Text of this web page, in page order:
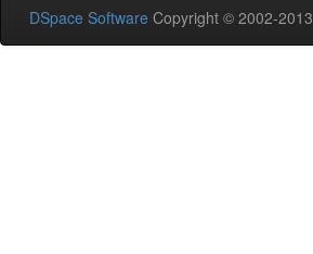
DSpace Software Copyright © 2002-2013